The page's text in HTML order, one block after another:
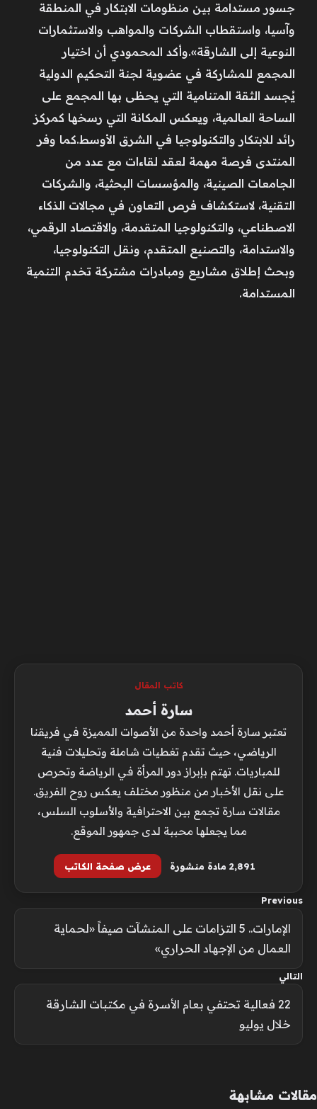
جسور مستدامة بين منظومات الابتكار في المنطقة
وآسيا، واستقطاب الشركات والمواهب والاستثمارات
النوعية إلى الشارقة».وأكد المحمودي أن اختيار
المجمع للمشاركة في عضوية لجنة التحكيم الدولية
يُجسد الثقة المتنامية التي يحظى بها المجمع على
الساحة العالمية، ويعكس المكانة التي رسخها كمركز
رائد للابتكار والتكنولوجيا في الشرق الأوسط.كما وفر
المنتدى فرصة مهمة لعقد لقاءات مع عدد من
الجامعات الصينية، والمؤسسات البحثية، والشركات
التقنية، لاستكشاف فرص التعاون في مجالات الذكاء
الاصطناعي، والتكنولوجيا المتقدمة، والاقتصاد الرقمي،
والاستدامة، والتصنيع المتقدم، ونقل التكنولوجيا،
وبحث إطلاق مشاريع ومبادرات مشتركة تخدم التنمية
المستدامة.
كاتب المقال
سارة أحمد
تعتبر سارة أحمد واحدة من الأصوات المميزة في فريقنا
الرياضي، حيث تقدم تغطيات شاملة وتحليلات فنية
للمباريات. تهتم بإبراز دور المرأة في الرياضة وتحرص
على نقل الأخبار من منظور مختلف يعكس روح الفريق.
مقالات سارة تجمع بين الاحترافية والأسلوب السلس،
مما يجعلها محببة لدى جمهور الموقع.
2٬891 مادة منشورة عرض صفحة الكاتب
Previous
الإمارات.. 5 التزامات على المنشآت صيفاً «لحماية
العمال من الإجهاد الحراري»
التالي
22 فعالية تحتفي بعام الأسرة في مكتبات الشارقة
خلال يوليو
مقالات مشابهة